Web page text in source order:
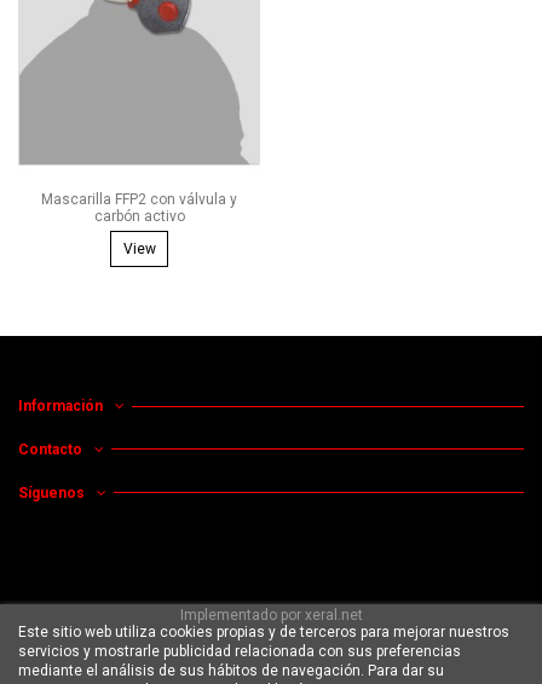
Mascarilla FFP2 con válvula y
carbón activo
View
Información
Contacto
Este sitio web utiliza cookies propias y de terceros para mejorar nuestros
servicios y mostrarle publicidad relacionada con sus preferencias
mediante el análisis de sus hábitos de navegación. Para dar su
Síguenos
Implementado por xeral.net